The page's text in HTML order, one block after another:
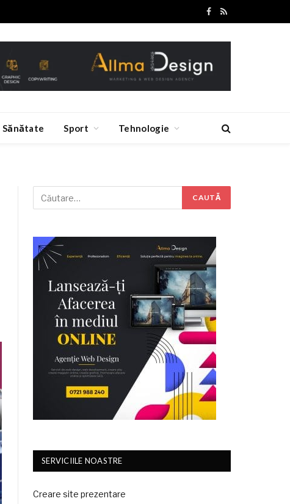
Facebook
RSS
Sănătate Sport Tehnologie
SERVICIILE NOASTRE
Creare site prezentare